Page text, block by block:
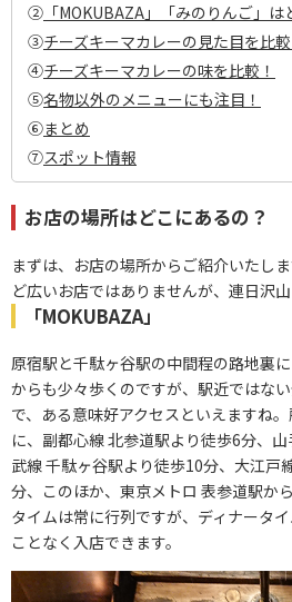
② 「MOKUBAZA」「みのりんご」は
③チーズキーマカレーの見た目を比較
④チーズキーマカレーの味を比較！
⑤名物以外のメニューにも注目！
⑥まとめ
⑦スポット情報
お店の場所はどこにあるの？
まずは、お店の場所からご紹介いたし
ど広いお店ではありませんが、連日沢山
「MOKUBAZA」
原宿駅と千駄ヶ谷駅の中間程の路地裏
からも少々歩くのですが、駅近ではな
で、ある意味好アクセスといえますね
に、副都心線 北参道駅より徒歩6分、
武線 千駄ヶ谷駅より徒歩10分、大江戸
分、このほか、東京メトロ 表参道駅か
タイムは常に行列ですが、ディナータ
ことなく入店できます。